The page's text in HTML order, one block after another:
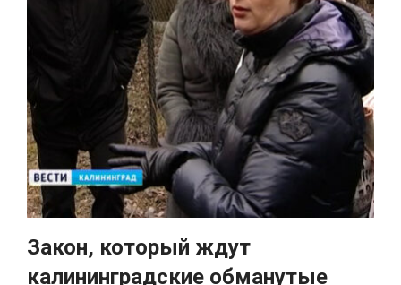
Закон, который ждут
калининградские обманутые